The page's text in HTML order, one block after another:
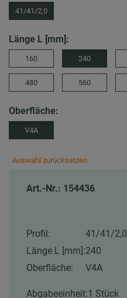
41/41/2,0
Länge L [mm]:
160 240
480 560
Oberfläche:
V4A
Auswahl zurücksetzen
Art.-Nr.: 154436
Profil:
41/41/2,0
Länge L [mm]:240
Oberfläche:
V4A
Abgabeeinheit:1 Stück